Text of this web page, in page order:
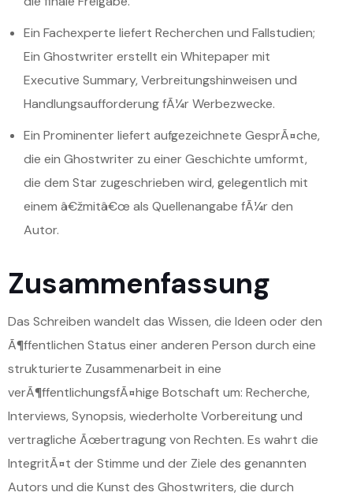
Ein Fachexperte liefert Recherchen und Fallstudien;
Ein Ghostwriter erstellt ein Whitepaper mit
Executive Summary, Verbreitungshinweisen und
Handlungsaufforderung fÃ¼r Werbezwecke.
Ein Prominenter liefert aufgezeichnete GesprÃ¤che,
die ein Ghostwriter zu einer Geschichte umformt,
die dem Star zugeschrieben wird, gelegentlich mit
einem â€žmitâ€œ als Quellenangabe fÃ¼r den
Autor.
Zusammenfassung
Das Schreiben wandelt das Wissen, die Ideen oder den
Ã¶ffentlichen Status einer anderen Person durch eine
strukturierte Zusammenarbeit in eine
verÃ¶ffentlichungsfÃ¤hige Botschaft um: Recherche,
Interviews, Synopsis, wiederholte Vorbereitung und
vertragliche Ãœbertragung von Rechten. Es wahrt die
IntegritÃ¤t der Stimme und der Ziele des genannten
Autors und die Kunst des Ghostwriters, die durch